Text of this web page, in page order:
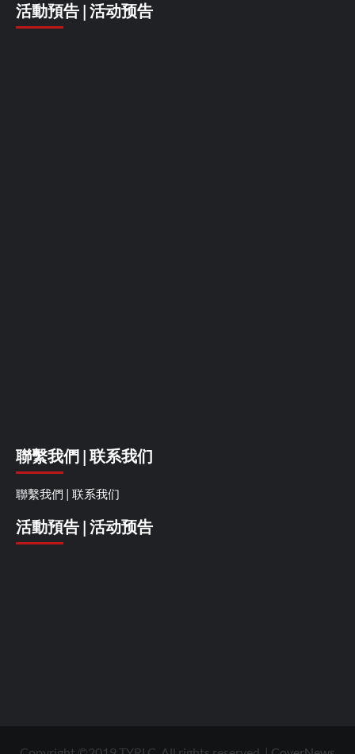
活動預告 | 活动预告
聯繫我們 | 联系我们
聯繫我們 | 联系我们
活動預告 | 活动预告